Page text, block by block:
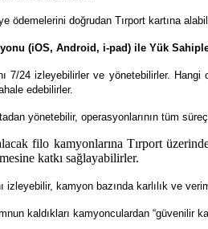
ödemelerini doğrudan Tırport kartına
(iOS, Android, i-pad) ile Yük
7/24 izleyebilirler ve yönetebilirler. Hangi
edebilirler.
yönetebilir, operasyonlarının tüm
filo kamyonlarına Tırport
katkı sağlayabilirler.
izleyebilir, kamyon bazında karlılık ve
kaldıkları kamyonculardan